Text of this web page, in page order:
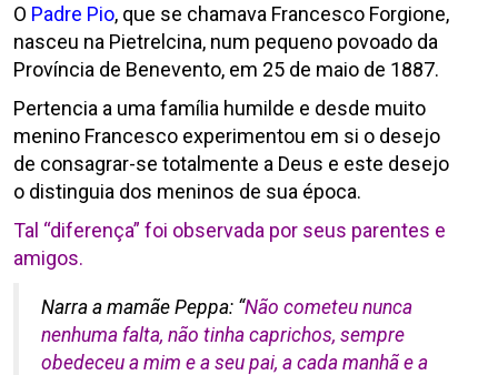
O Padre Pio, que se chamava Francesco Forgione,
nasceu na Pietrelcina, num pequeno povoado da
Província de Benevento, em 25 de maio de 1887.
Pertencia a uma família humilde e desde muito
menino Francesco experimentou em si o desejo
de consagrar-se totalmente a Deus e este desejo
o distinguia dos meninos de sua época.
Tal “diferença” foi observada por seus parentes e
amigos.
Narra a mamãe Peppa: “Não cometeu nunca
nenhuma falta, não tinha caprichos, sempre
obedeceu a mim e a seu pai, a cada manhã e a